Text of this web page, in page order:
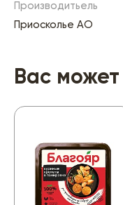
Производитьель
Приосколье АО
Вас